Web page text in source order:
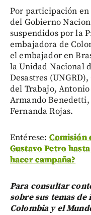
Por participación
del Gobierno
suspendidos por la
embajadora de
el embajador en
la Unidad Nacional
Desastres
del Trabajo,
Armando
Fernanda Rojas.
Entérese: Comisión
Gustavo Petro
hacer campaña?
Para consultar
sobre sus temas
Colombia y el